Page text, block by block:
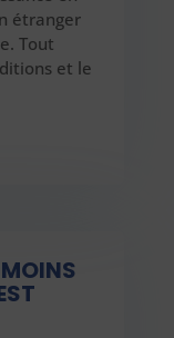
étranger
Tout
et le